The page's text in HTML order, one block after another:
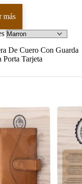
más
De Cuero Con Guarda
Porta Tarjeta